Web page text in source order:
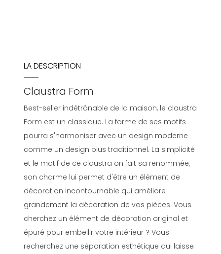
LA DESCRIPTION
Claustra Form
Best-seller indétrônable de la maison, le claustra
Form est un classique. La forme de ses motifs
pourra s'harmoniser avec un design moderne
comme un design plus traditionnel. La simplicité
et le motif de ce claustra on fait sa renommée,
son charme lui permet d'être un élément de
décoration incontournable qui améliore
grandement la décoration de vos pièces. Vous
cherchez un élément de décoration original et
épuré pour embellir votre intérieur ? Vous
recherchez une séparation esthétique qui laisse